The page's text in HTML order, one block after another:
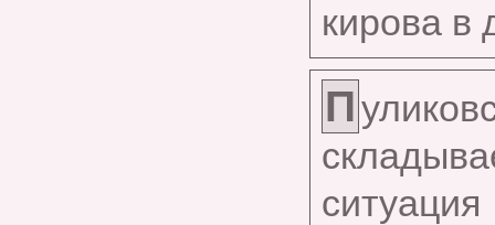
кирова в
П
ситуация